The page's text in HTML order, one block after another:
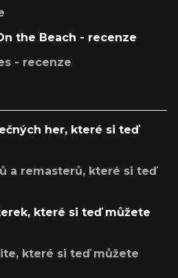
the Beach - recenze
- recenze
her, které si teď
a remasterů, které si teď
které si teď můžete
které si teď můžete